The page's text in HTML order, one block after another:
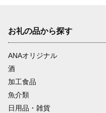
お礼の品から探す
ANAオリジナル
酒
加工食品
魚介類
日用品・雑貨